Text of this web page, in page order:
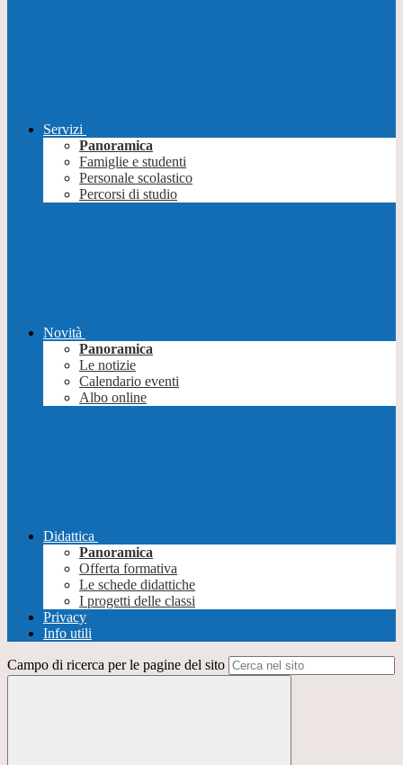
Servizi
Panoramica
Famiglie e studenti
Personale scolastico
Percorsi di studio
Novità
Panoramica
Le notizie
Calendario eventi
Albo online
Didattica
Panoramica
Offerta formativa
Le schede didattiche
I progetti delle classi
Privacy
Info utili
Campo di ricerca per le pagine del sito